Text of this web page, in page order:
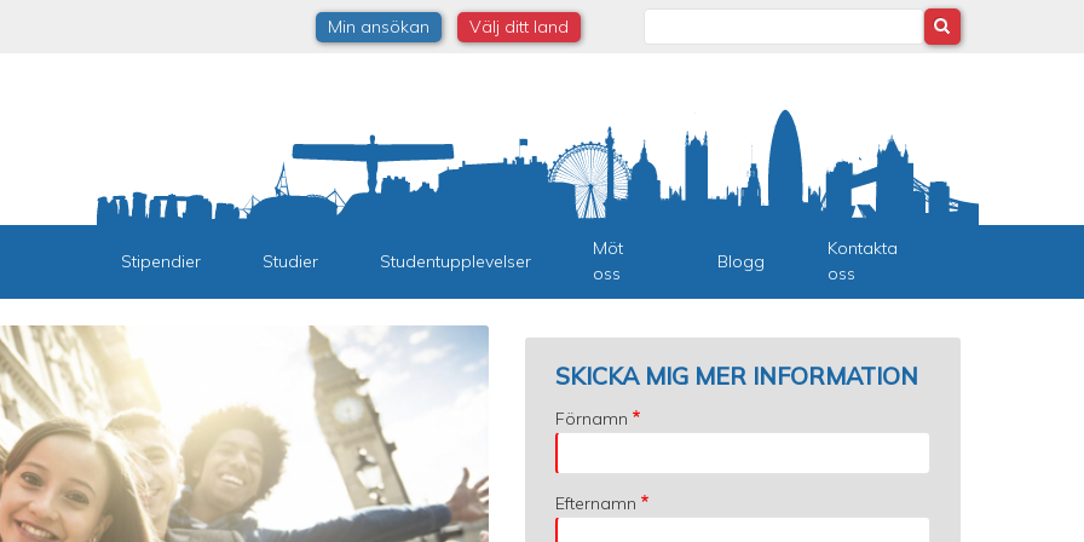
Min ansökan Välj ditt land
Stipendier Studier Studentupplevelser
Möt
oss
Blogg
Kontakta
oss
SKICKA MIG MER INFORMATION
Förnamn
Efternamn